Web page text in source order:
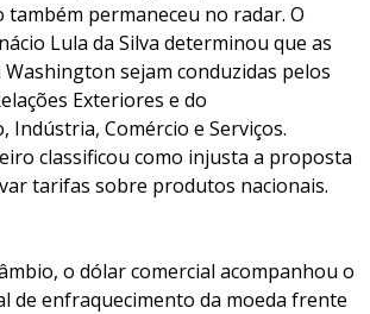
também permaneceu no radar. O
Lula da Silva determinou que as
Washington sejam conduzidas pelos
Exteriores e do
Indústria, Comércio e Serviços.
classificou como injusta a proposta
tarifas sobre produtos nacionais.
o dólar comercial acompanhou o
de enfraquecimento da moeda frente